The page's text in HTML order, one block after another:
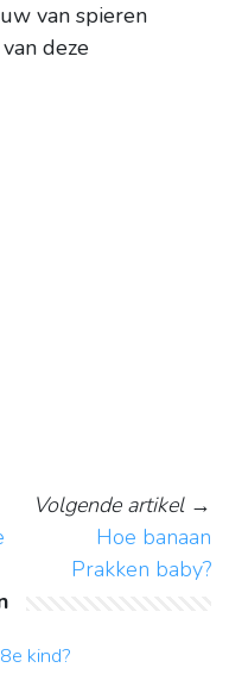
van spieren
deze
Volgende artikel→
Hoe banaan
Prakken baby?
kind?